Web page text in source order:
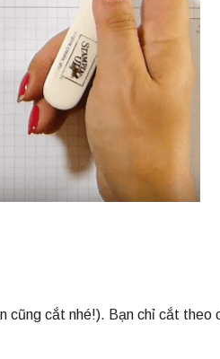
cũng cắt nhé!). Bạn chỉ cắt theo